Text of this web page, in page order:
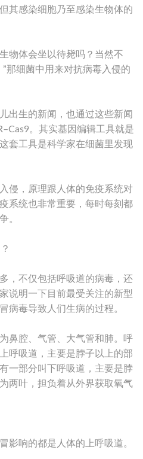
其感染细胞乃至感染生物体的
物体会坐以待毙吗？当然不
那细菌中用来对抗病毒入侵的
出生的新闻，也通过这些新闻
。其实基因编辑工具就是
套工具是科学家在细菌里发现
侵，原理跟人体的免疫系统对
系统也非常重要，每时每刻都
。
，不仅包括呼吸道的病毒，还
说明一下目前最受关注的新型
病毒导致人们生病的过程。
鼻腔、气管、大气管和肺。呼
呼吸道，主要是脖子以上的部
一部分叫下呼吸道，主要是脖
两叶，担负着从外界获取氧气
影响的都是人体的上呼吸道。